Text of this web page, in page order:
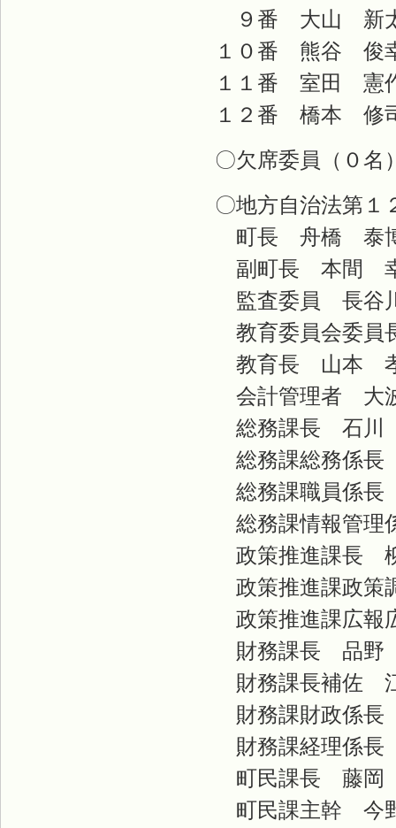
９番 大山 新
１０番 熊谷 俊
１１番 室田 憲
１２番 橋本 修
〇欠席委員（０名
〇地方自治法第
町長 舟橋 泰
副町長 本間
監査委員 長
教育委員会委
教育長 山本
会計管理者
総務課長 石
総務課総務係
総務課職員係
総務課情報管
政策推進課長
政策推進課政
政策推進課広
財務課長 品
財務課長補佐
財務課財政係
財務課経理係
町民課長 藤
町民課主幹